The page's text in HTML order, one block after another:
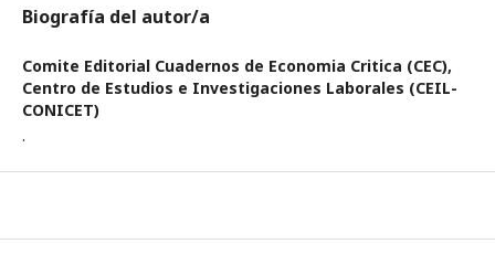
Biografía del autor/a
Comite Editorial Cuadernos de Economia Critica (CEC),
Centro de Estudios e Investigaciones Laborales (CEIL-
CONICET)
.